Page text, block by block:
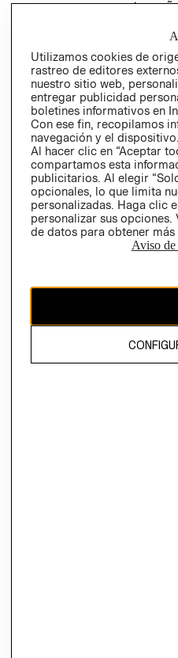
Y
Colombia ($)
CAMBIAR REGIÓN
El contenido de esta página web
Utilizamos cookies de
rastreo de editores
nuestro sitio web,
entregar publicidad
boletines informativos en
Con ese fin, recopilamos
navegación y el dispositivo.
Al hacer clic en “Aceptar
compartamos esta
publicitarios. Al elegir
opcionales, lo que limita
personalizadas. Haga clic
personalizar sus
de datos para obtener
Aviso de